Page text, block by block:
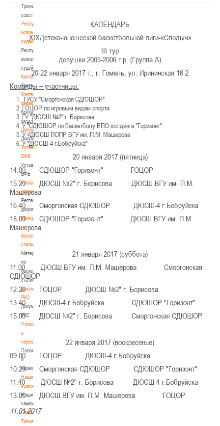
Тренерский
совет
Республиканская
коллегия
судей
Республиканская
коллегия
судей
Контакты
Контакты
Контакты
федерации
Контакты
федерации
Документы
Документы
Устав
БФБ
Устав
БФБ
Регламентирующие
документы
Регламентирующие
документы
Материалы
по
баскетбольной
статистике
Материалы
по
баскетбольной
статистике
Документы
РКС
Документы
РКС
Положение
о
переходах
Положение
о
переходах
Наши
чемпионы
Наши
чемпионы
Белошапко
Татьяна
КАЛЕНДАРЬ
ХIXДетско-юношеской баскетбольной лиги-«Слодыч»
III тур
девушки 2005-2006 г.р. (Группа А)
20-22 января 2017 г., г. Гомель, ул. Ирининская 16-2
Команды – участницы:
ГУСУ "Сморгонская СДЮШОР"
ГОЦОР по игровым видам спорта
ГУ "ДЮСШ №2" г. Борисова
У "СДЮШОР по баскетболу ЕПО холдинга "Горизонт"
У «ДЮСШ ПОПР ВГУ им. П.М. Машерова
У "ДЮСШ-4 г.Бобруйска"
20 января 2017 (пятница)
14.00 СДЮШОР "Горизонт" ГОЦОР
15.20 ДЮСШ №2" г. Борисова ДЮСШ ВГУ им. П.М.
Машерова
16.40 Сморгонская СДЮШОР ДЮСШ-4 г.Бобруйска
18.00 СДЮШОР "Горизонт" ДЮСШ ВГУ им. П.М.
Машерова
21 января 2017 (суббота)
11.00 ДЮСШ ВГУ им. П.М. Машерова Сморгонская
СДЮШОР
12.20 ГОЦОР ДЮСШ №2" г. Борисова
13.40 ДЮСШ-4 г.Бобруйска СДЮШОР "Горизонт"
15.00 ДЮСШ №2" г. Борисова Сморгонская СДЮШОР
22 января 2017 (воскресенье)
09.00 ГОЦОР ДЮСШ-4 г.Бобруйска
10.20 Сморгонская СДЮШОР СДЮШОР "Горизонт"
11.40 ДЮСШ №2" г. Борисова ДЮСШ-4 г.Бобруйска
13.00 ДЮСШ ВГУ им. П.М. Машерова ГОЦОР
11.01.2017